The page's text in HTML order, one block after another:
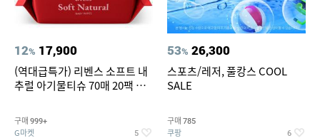
12% 17,900
(역대급특가) 리벤스 소프트 내
추럴 아기물티슈 70매 20팩 캡
구매 999+
G마켓 5
53% 26,300
스포츠/레저, 풀캉스 COOL
SALE
구매 785
쿠팡 6